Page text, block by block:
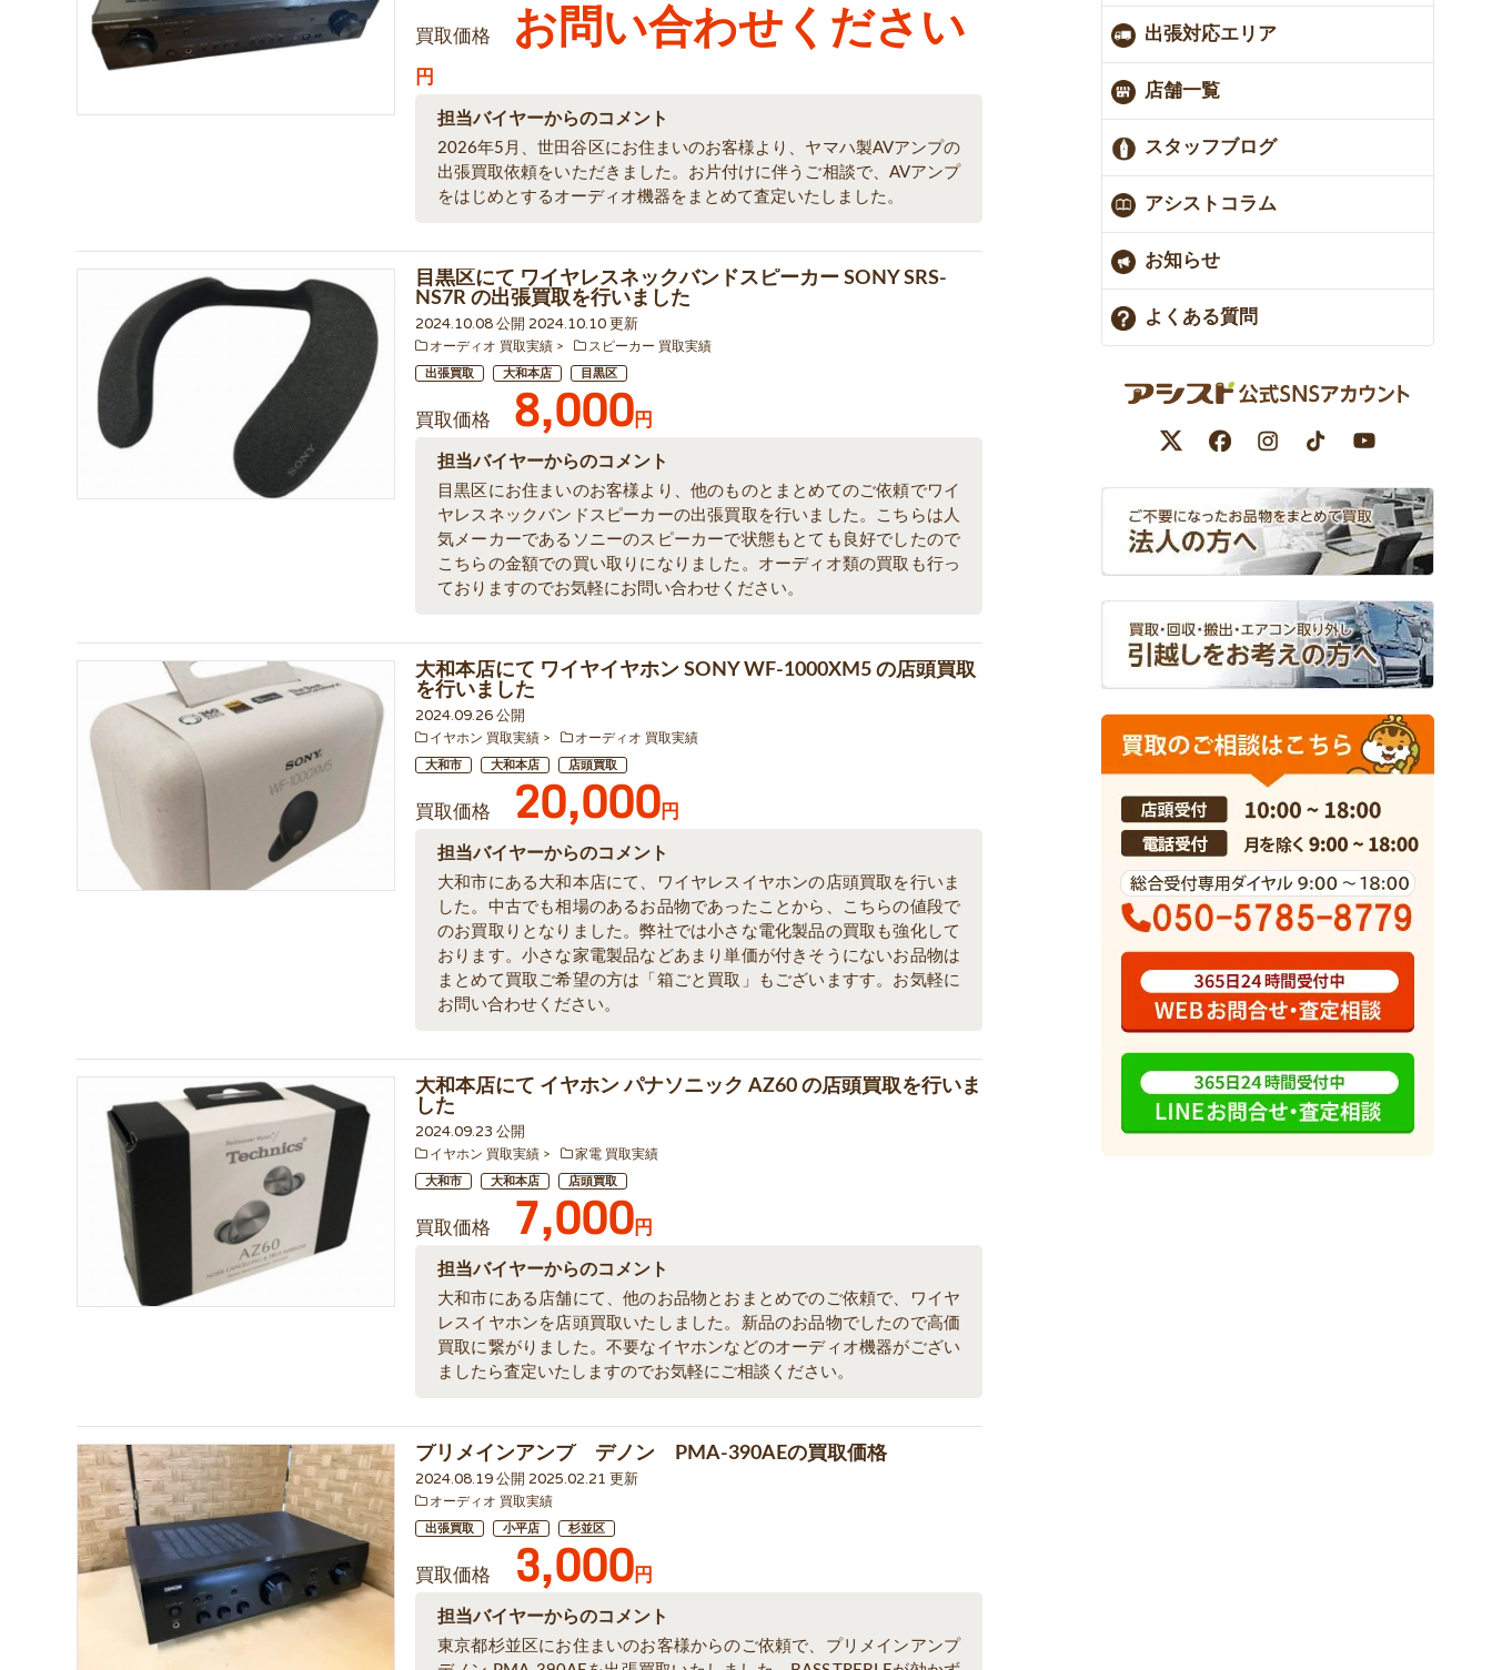
買取価格 お問い合わせください
円
担当バイヤーからのコメント
2026年5月、世田谷区にお住まいのお客様より、ヤマハ製AVアンプの
出張買取依頼をいただきました。お片付けに伴うご相談で、AVアンプ
をはじめとするオーディオ機器をまとめて査定いたしました。
目黒区にて ワイヤレスネックバンドスピーカー SONY SRS-
NS7R の出張買取を行いました
2024.10.08 公開 2024.10.10 更新
オーディオ 買取実績 スピーカー 買取実績
出張買取 大和本店 目黒区
買取価格 8,000円
担当バイヤーからのコメント
目黒区にお住まいのお客様より、他のものとまとめてのご依頼でワイ
ヤレスネックバンドスピーカーの出張買取を行いました。こちらは人
気メーカーであるソニーのスピーカーで状態もとても良好でしたので
こちらの金額での買い取りになりました。オーディオ類の買取も行っ
ておりますのでお気軽にお問い合わせください。
大和本店にて ワイヤイヤホン SONY WF-1000XM5 の店頭買取
を行いました
2024.09.26 公開
イヤホン 買取実績 オーディオ 買取実績
大和市 大和本店 店頭買取
買取価格 20,000円
担当バイヤーからのコメント
大和市にある大和本店にて、ワイヤレスイヤホンの店頭買取を行いま
した。中古でも相場のあるお品物であったことから、こちらの値段で
のお買取りとなりました。弊社では小さな電化製品の買取も強化して
おります。小さな家電製品などあまり単価が付きそうにないお品物は
まとめて買取ご希望の方は「箱ごと買取」もございますす。お気軽に
お問い合わせください。
大和本店にて イヤホン パナソニック AZ60 の店頭買取を行いま
した
2024.09.23 公開
イヤホン 買取実績 家電 買取実績
大和市 大和本店 店頭買取
買取価格 7,000円
担当バイヤーからのコメント
大和市にある店舗にて、他のお品物とおまとめでのご依頼で、ワイヤ
レスイヤホンを店頭買取いたしました。新品のお品物でしたので高価
買取に繋がりました。不要なイヤホンなどのオーディオ機器がござい
ましたら査定いたしますのでお気軽にご相談ください。
プリメインアンプ デノン PMA-390AEの買取価格
2024.08.19 公開 2025.02.21 更新
オーディオ 買取実績
出張買取 小平店 杉並区
買取価格 3,000円
担当バイヤーからのコメント
東京都杉並区にお住まいのお客様からのご依頼で、プリメインアンプ
出張対応エリア
店舗一覧
スタッフブログ
アシストコラム
お知らせ
よくある質問